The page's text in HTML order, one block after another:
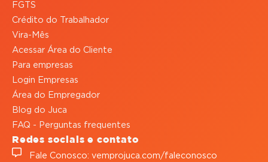
FGTS
Crédito do Trabalhador
Vira-Mês
Acessar Área do Cliente
Para empresas
Login Empresas
Área do Empregador
Blog do Juca
FAQ - Perguntas frequentes
Redes sociais e contato
Fale Conosco: vemprojuca.com/faleconosco